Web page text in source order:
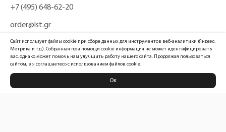
+7 (495) 648-62-20
order@lst.gr
Политика конфиденциальности
Сайт использует файлы cookie при сборе данных для инструментов веб-аналитики (Яндекс.
Метрика и т.д.). Собранная при помощи cookie информация не может идентифицировать
вас, однако может помочь нам улучшить работу нашего сайта. Продолжая пользоваться
сайтом, вы соглашаетесь с использованием файлов cookie.
Ок